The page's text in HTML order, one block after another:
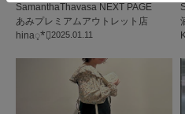
2025.01.11
SamanthaThavasa NEXT PAGE
あみプレミアムアウトレット店
hina◌̥*⃝̣